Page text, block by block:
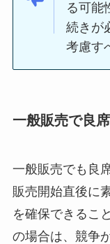
る可能
続きが
考慮す
一般販売で良
一般販売でも良
販売開始直後に
を確保できるこ
の場合は、競争